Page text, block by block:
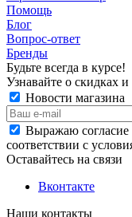
Помощь
Блог
Вопрос-ответ
Бренды
Будьте всегда в курсе!
Узнавайте о скидках
Новости магазина
Выражаю согласие
соответствии с
Оставайтесь на связи
Вконтакте
Наши контакты